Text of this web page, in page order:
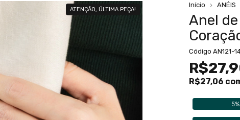
ATENÇÃO, ÚLTIMA PEÇA!
Início ANÉIS
Anel
Código AN121-
R$27,06